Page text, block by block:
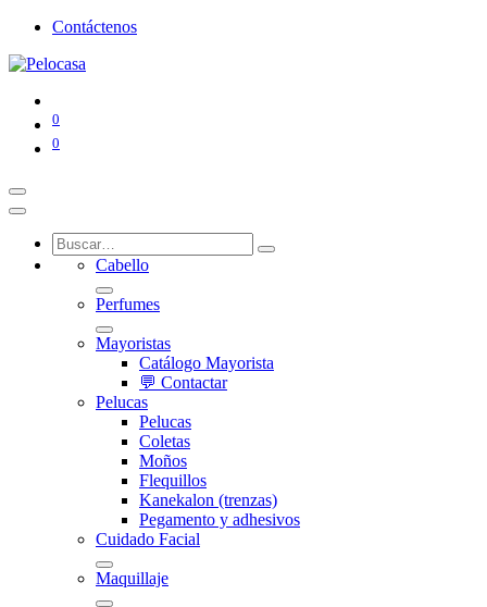
Contáctenos
0
0
Cabello
Perfumes
Mayoristas
Catálogo Mayorista
💬 Contactar
Pelucas
Pelucas
Coletas
Moños
Flequillos
Kanekalon (trenzas)
Pegamento y adhesivos
Cuidado Facial
Maquillaje